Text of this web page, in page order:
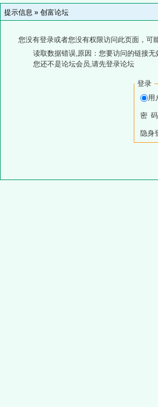
提示信息 » 创富论坛
您没有登录或者您没有权限访问此页面，可
读取数据错误,原因：您要访问的链接
您还不是论坛会员,请先登录论坛
登录
用
密 码
隐身